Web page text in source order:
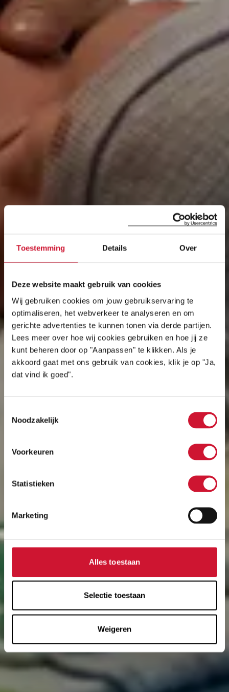
Toestemming Details Over
Deze website maakt gebruik van cookies
Wij gebruiken cookies om jouw gebruikservaring te
optimaliseren, het webverkeer te analyseren en om
gerichte advertenties te kunnen tonen via derde partijen.
Lees meer over hoe wij cookies gebruiken en hoe jij ze
kunt beheren door op "Aanpassen" te klikken. Als je
akkoord gaat met ons gebruik van cookies, klik je op "Ja,
dat vind ik goed".
Noodzakelijk
Voorkeuren
Statistieken
Marketing
Alles toestaan
Selectie toestaan
Weigeren